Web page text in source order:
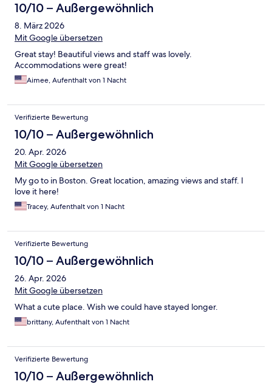
10/10 – Außergewöhnlich
8. März 2026
Mit Google übersetzen
Great stay! Beautiful views and staff was lovely.
Accommodations were great!
Aimee, Aufenthalt von 1 Nacht
Verifizierte Bewertung
10/10 – Außergewöhnlich
20. Apr. 2026
Mit Google übersetzen
My go to in Boston. Great location, amazing views and staff. I
love it here!
Tracey, Aufenthalt von 1 Nacht
Verifizierte Bewertung
10/10 – Außergewöhnlich
26. Apr. 2026
Mit Google übersetzen
What a cute place. Wish we could have stayed longer.
brittany, Aufenthalt von 1 Nacht
Verifizierte Bewertung
10/10 – Außergewöhnlich